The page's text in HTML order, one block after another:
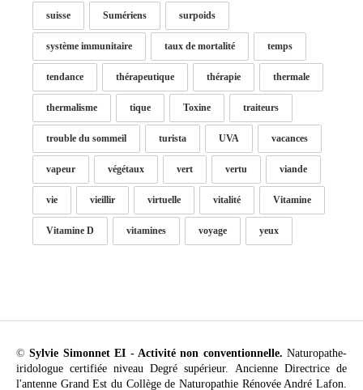
suisse Sumériens surpoids
système immunitaire taux de mortalité temps
tendance thérapeutique thérapie thermale
thermalisme tique Toxine traiteurs
trouble du sommeil turista UVA vacances
vapeur végétaux vert vertu viande
vie vieillir virtuelle vitalité Vitamine
Vitamine D vitamines voyage yeux
©Sylvie Simonnet EI - Activité non conventionnelle. Naturopathe-
iridologue certifiée niveau Degré supérieur. Ancienne Directrice de
l'antenne Grand Est du Collège de Naturopathie Rénovée André Lafon.